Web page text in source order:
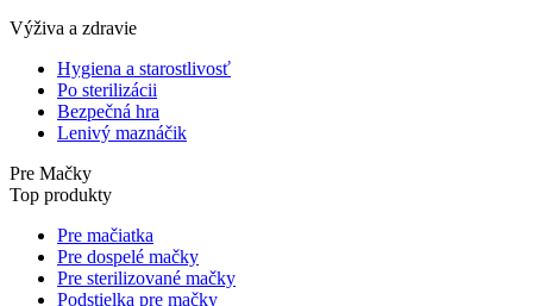
Výživa a zdravie
Hygiena a starostlivosť
Po sterilizácii
Bezpečná hra
Lenivý maznáčik
Pre Mačky
Top produkty
Pre mačiatka
Pre dospelé mačky
Pre sterilizované mačky
Podstielka pre mačky